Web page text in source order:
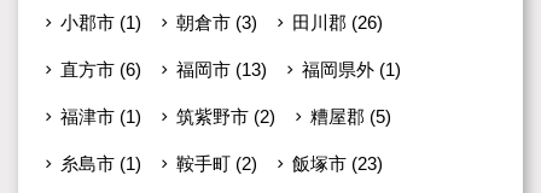
小郡市 (1) 朝倉市 (3) 田川郡 (26)
直方市 (6) 福岡市 (13) 福岡県外 (1)
福津市 (1) 筑紫野市 (2) 糟屋郡 (5)
糸島市 (1) 鞍手町 (2) 飯塚市 (23)